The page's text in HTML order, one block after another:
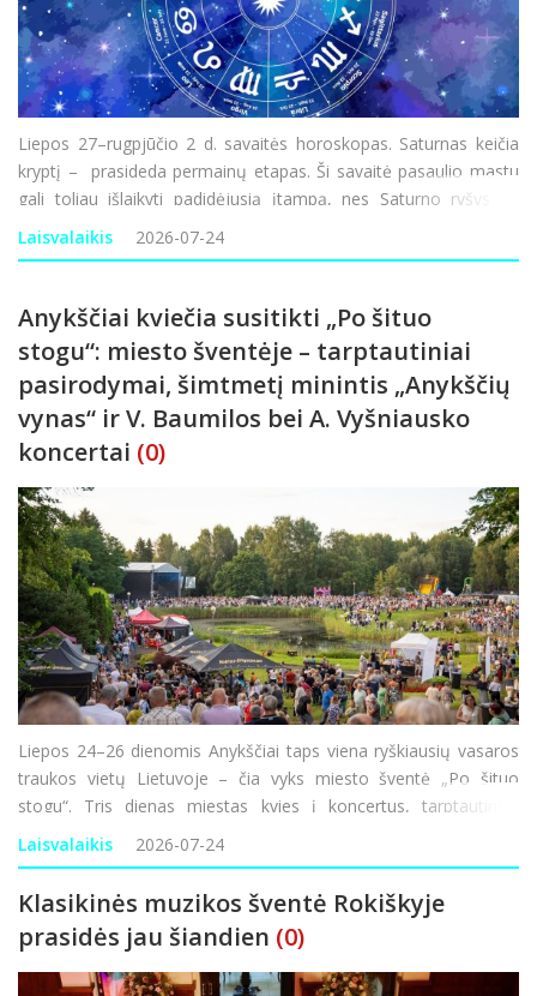
Liepos 27–rugpjūčio 2 d. savaitės horoskopas. Saturnas keičia
kryptį – prasideda permainų etapas. Ši savaitė pasaulio mastu
gali toliau išlaikyti padidėjusią įtampą, nes Saturno ryšys su
Marsu gali skatinti geopolitinius nesutarimus, saugumo,
logistikos ir ene
Laisvalaikis 2026-07-24
Anykščiai kviečia susitikti „Po šituo
stogu“: miesto šventėje – tarptautiniai
pasirodymai, šimtmetį minintis „Anykščių
vynas“ ir V. Baumilos bei A. Vyšniausko
koncertai (0)
Liepos 24–26 dienomis Anykščiai taps viena ryškiausių vasaros
traukos vietų Lietuvoje – čia vyks miesto šventė „Po šituo
stogu“. Tris dienas miestas kvies į koncertus, tarptautinius
pasirodymus, floristinių kilimų ekspoziciją, muges, spektaklius, s
Laisvalaikis 2026-07-24
Klasikinės muzikos šventė Rokiškyje
prasidės jau šiandien (0)